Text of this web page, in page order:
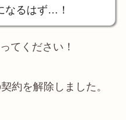
なるはず…！
てください！
約を解除しました。